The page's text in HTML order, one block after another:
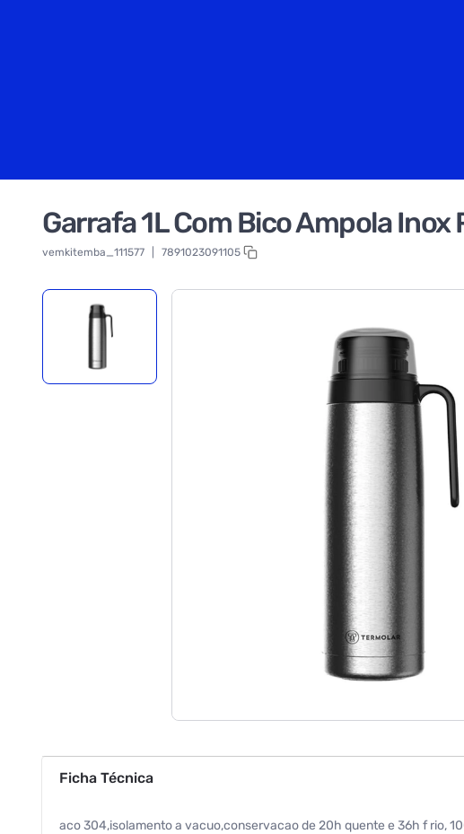
Garrafa 1L Com Bico Ampola
vemkitemba_111577 7891023091105
Ficha Técnica
aco 304,isolamento a vacuo,conservacao de 20h quente e 36h f rio,